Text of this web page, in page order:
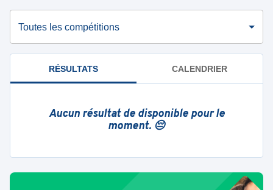
Toutes les compétitions
RÉSULTATS CALENDRIER
Aucun résultat de disponible pour le
moment. 😔